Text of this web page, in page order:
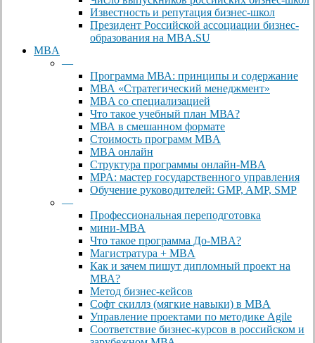
Известность и репутация бизнес-школ
Президент Российской ассоциации бизнес-
образования на MBA.SU
MBA
—
Программа МВА: принципы и содержание
МВА «Cтратегический менеджмент»
MBA со специализацией
Что такое учебный план МВА?
МВА в смешанном формате
Стоимость программ MBA
MBA онлайн
Cтруктура программы онлайн-MBA
MPA: мастер государственного управления
Обучение руководителей: GMP, AMP, SMP
—
Профессиональная переподготовка
мини-MBA
Что такое программа До-MBA?
Магистратура + MBA
Как и зачем пишут дипломный проект на
МВА?
Метод бизнес-кейсов
Софт скиллз (мягкие навыки) в MBA
Управление проектами по методике Agile
Соответствие бизнес-курсов в российском и